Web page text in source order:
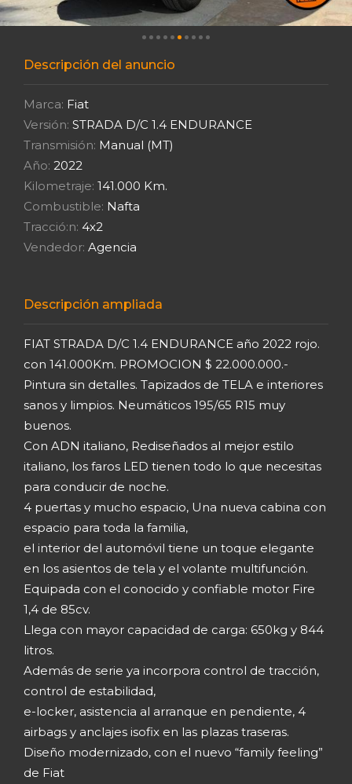
Descripción del anuncio
Marca: Fiat
Versión: STRADA D/C 1.4 ENDURANCE
Transmisión: Manual (MT)
Año: 2022
Kilometraje: 141.000 Km.
Combustible: Nafta
Tracció:n: 4x2
Vendedor: Agencia
Descripción ampliada
FIAT STRADA D/C 1.4 ENDURANCE año 2022 rojo.
con 141.000Km. PROMOCION $ 22.000.000.-
Pintura sin detalles. Tapizados de TELA e interiores
sanos y limpios. Neumáticos 195/65 R15 muy
buenos.
Con ADN italiano, Rediseñados al mejor estilo
italiano, los faros LED tienen todo lo que necesitas
para conducir de noche.
4 puertas y mucho espacio, Una nueva cabina con
espacio para toda la familia,
el interior del automóvil tiene un toque elegante
en los asientos de tela y el volante multifunción.
Equipada con el conocido y confiable motor Fire
1,4 de 85cv.
Llega con mayor capacidad de carga: 650kg y 844
litros.
Además de serie ya incorpora control de tracción,
control de estabilidad,
e-locker, asistencia al arranque en pendiente, 4
airbags y anclajes isofix en las plazas traseras.
Diseño modernizado, con el nuevo “family feeling”
de Fiat